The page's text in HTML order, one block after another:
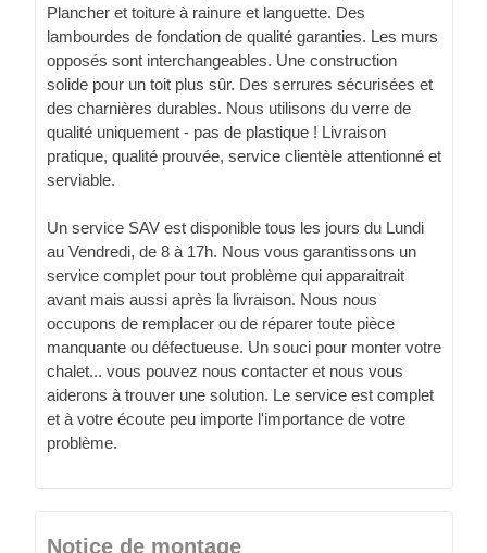
Plancher et toiture à rainure et languette. Des
lambourdes de fondation de qualité garanties. Les murs
opposés sont interchangeables. Une construction
solide pour un toit plus sûr. Des serrures sécurisées et
des charnières durables. Nous utilisons du verre de
qualité uniquement - pas de plastique ! Livraison
pratique, qualité prouvée, service clientèle attentionné et
serviable.
Un service SAV est disponible tous les jours du Lundi
au Vendredi, de 8 à 17h. Nous vous garantissons un
service complet pour tout problème qui apparaitrait
avant mais aussi après la livraison. Nous nous
occupons de remplacer ou de réparer toute pièce
manquante ou défectueuse. Un souci pour monter votre
chalet... vous pouvez nous contacter et nous vous
aiderons à trouver une solution. Le service est complet
et à votre écoute peu importe l'importance de votre
problème.
Notice de montage